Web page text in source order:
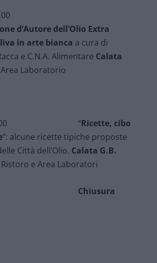
d’Autore dell’Olio Extra
in arte bianca a cura di
e C.N.A. Alimentare Calata
Area Laboratorio
19.00 “Ricette, cibo
”: alcune ricette tipiche proposte
Città dell’Olio. Calata G.B.
Ristoro e Area Laboratori
Chiusura